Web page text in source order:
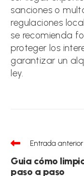
sanciones o
regulaciones
se recomienda
proteger los
garantizar un
ley.
Leer
más
artículos
Entrada anterior
Guia cómo
paso a paso